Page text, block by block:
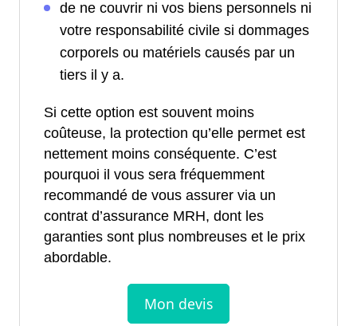
de ne couvrir ni vos biens personnels ni
votre responsabilité civile si dommages
corporels ou matériels causés par un
tiers il y a.
Si cette option est souvent moins
coûteuse, la protection qu’elle permet est
nettement moins conséquente. C’est
pourquoi il vous sera fréquemment
recommandé de vous assurer via un
contrat d’assurance MRH, dont les
garanties sont plus nombreuses et le prix
abordable.